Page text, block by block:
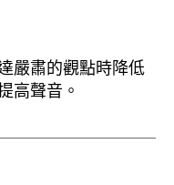
嚴肅的觀點時降低
高聲音。